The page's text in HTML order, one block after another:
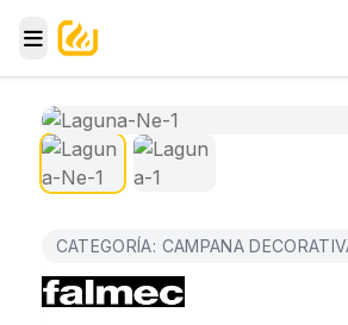
CATEGORÍA: CAMPANA